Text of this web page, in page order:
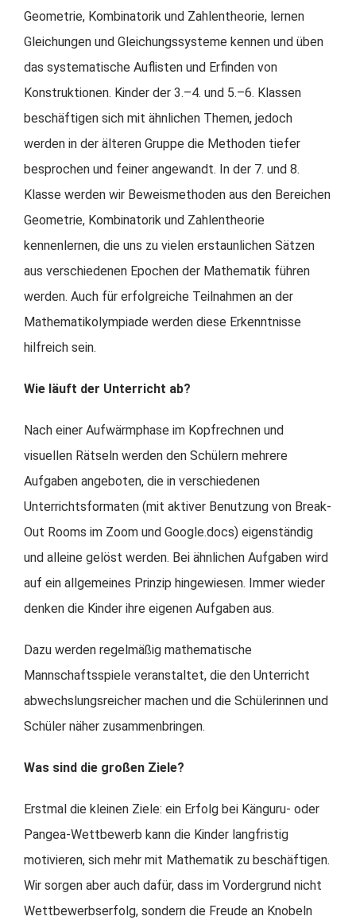
Geometrie, Kombinatorik und Zahlentheorie, lernen
Gleichungen und Gleichungssysteme kennen und üben
das systematische Auflisten und Erfinden von
Konstruktionen. Kinder der 3.–4. und 5.–6. Klassen
beschäftigen sich mit ähnlichen Themen, jedoch
werden in der älteren Gruppe die Methoden tiefer
besprochen und feiner angewandt. In der 7. und 8.
Klasse werden wir Beweismethoden aus den Bereichen
Geometrie, Kombinatorik und Zahlentheorie
kennenlernen, die uns zu vielen erstaunlichen Sätzen
aus verschiedenen Epochen der Mathematik führen
werden. Auch für erfolgreiche Teilnahmen an der
Mathematikolympiade werden diese Erkenntnisse
hilfreich sein.
Wie läuft der Unterricht ab?
Nach einer Aufwärmphase im Kopfrechnen und
visuellen Rätseln werden den Schülern mehrere
Aufgaben angeboten, die in verschiedenen
Unterrichtsformaten (mit aktiver Benutzung von Break-
Out Rooms im Zoom und Google.docs) eigenständig
und alleine gelöst werden. Bei ähnlichen Aufgaben wird
auf ein allgemeines Prinzip hingewiesen. Immer wieder
denken die Kinder ihre eigenen Aufgaben aus.
Dazu werden regelmäßig mathematische
Mannschaftsspiele veranstaltet, die den Unterricht
abwechslungsreicher machen und die Schülerinnen und
Schüler näher zusammenbringen.
Was sind die großen Ziele?
Erstmal die kleinen Ziele: ein Erfolg bei Känguru- oder
Pangea-Wettbewerb kann die Kinder langfristig
motivieren, sich mehr mit Mathematik zu beschäftigen.
Wir sorgen aber auch dafür, dass im Vordergrund nicht
Wettbewerbserfolg, sondern die Freude an Knobeln